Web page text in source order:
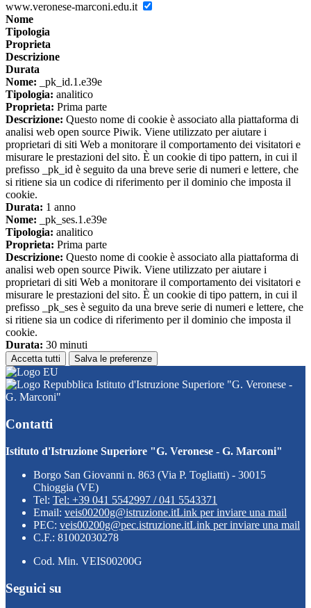
www.veronese-marconi.edu.it
Nome
Tipologia
Proprieta
Descrizione
Durata
Nome: _pk_id.1.e39e
Tipologia: analitico
Proprieta: Prima parte
Descrizione: Questo nome di cookie è associato alla piattaforma di
analisi web open source Piwik. Viene utilizzato per aiutare i
proprietari di siti Web a monitorare il comportamento dei visitatori e
misurare le prestazioni del sito. È un cookie di tipo pattern, in cui il
prefisso _pk_id è seguito da una breve serie di numeri e lettere, che
si ritiene sia un codice di riferimento per il dominio che imposta il
cookie.
Durata: 1 anno
Nome: _pk_ses.1.e39e
Tipologia: analitico
Proprieta: Prima parte
Descrizione: Questo nome di cookie è associato alla piattaforma di
analisi web open source Piwik. Viene utilizzato per aiutare i
proprietari di siti Web a monitorare il comportamento dei visitatori e
misurare le prestazioni del sito. È un cookie di tipo pattern, in cui il
prefisso _pk_ses è seguito da una breve serie di numeri e lettere, che
si ritiene sia un codice di riferimento per il dominio che imposta il
cookie.
Durata: 30 minuti
Accetta tutti Salva le preferenze
Istituto d'Istruzione Superiore "G. Veronese -
G. Marconi"
Contatti
Istituto d'Istruzione Superiore "G. Veronese - G. Marconi"
Borgo San Giovanni n. 863 (Via P. Togliatti) - 30015
Chioggia (VE)
Tel: Tel: +39 041 5542997 / 041 5543371
Email: veis00200g@istruzione.itLink per inviare una mail
PEC: veis00200g@pec.istruzione.itLink per inviare una mail
C.F.: 81002030278
Cod. Min. VEIS00200G
Seguici su